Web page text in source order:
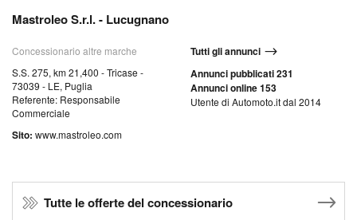
Mastroleo S.r.l. - Lucugnano
Concessionario altre marche
S.S. 275, km 21,400 - Tricase -
73039 - LE, Puglia
Referente: Responsabile
Commerciale
Sito: www.mastroleo.com
Tutti gli annunci
Annunci pubblicati 231
Annunci online 153
Utente di Automoto.it dal 2014
Tutte le offerte del concessionario